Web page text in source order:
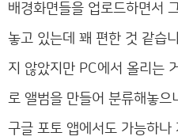
배경화면들을 업로드하면서
놓고 있는데 꽤 편한 것 같습
지 않았지만 PC에서 올리는
로 앨범을 만들어 분류해놓으
구글 포토 앱에서도 가능하나